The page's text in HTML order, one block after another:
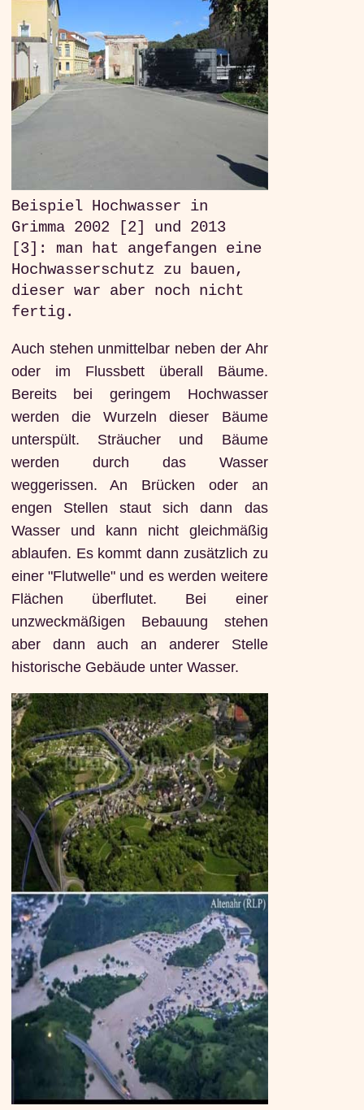
Beispiel Hochwasser in
Grimma 2002 [2] und 2013
[3]: man hat angefangen eine
Hochwasserschutz zu bauen,
dieser war aber noch nicht
fertig.
Auch stehen unmittelbar neben der Ahr
oder im Flussbett überall Bäume.
Bereits bei geringem Hochwasser
werden die Wurzeln dieser Bäume
unterspült. Sträucher und Bäume
werden durch das Wasser
weggerissen. An Brücken oder an
engen Stellen staut sich dann das
Wasser und kann nicht gleichmäßig
ablaufen. Es kommt dann zusätzlich zu
einer "Flutwelle" und es werden weitere
Flächen überflutet. Bei einer
unzweckmäßigen Bebauung stehen
aber dann auch an anderer Stelle
historische Gebäude unter Wasser.